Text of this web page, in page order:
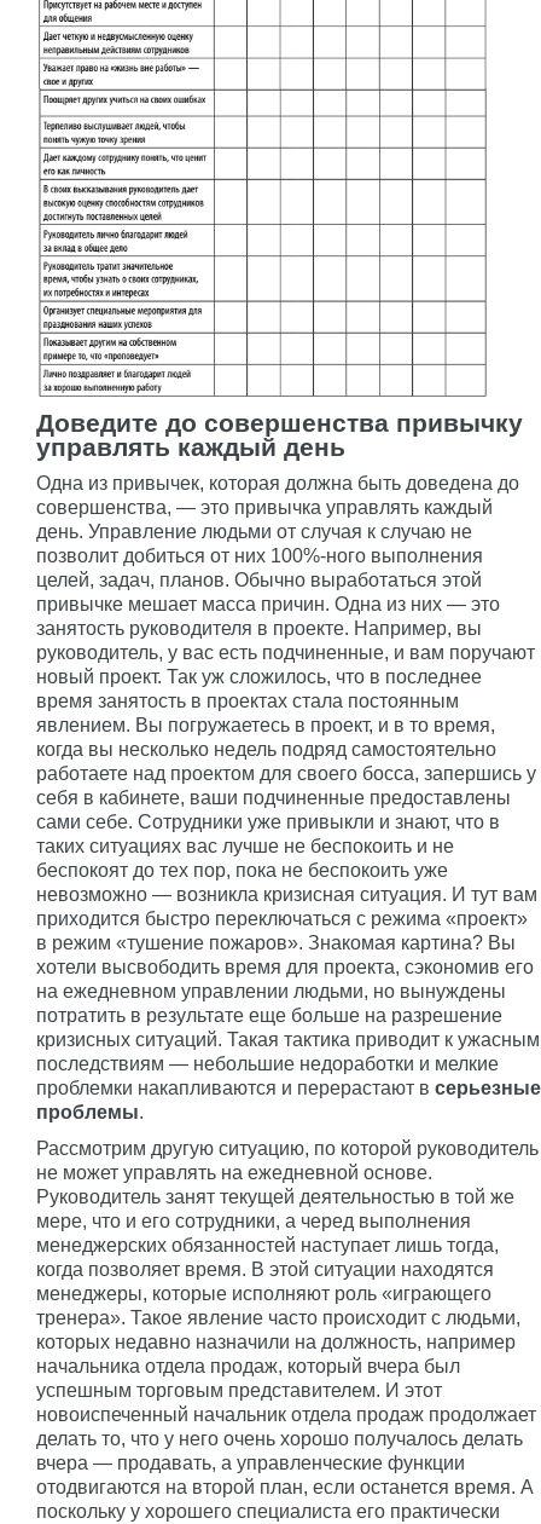
Доведите до совершенства привычку
управлять каждый день
Одна из привычек, которая должна быть доведена до
совершенства, — это привычка управлять каждый
день. Управление людьми от случая к случаю не
позволит добиться от них 100%-ного выполнения
целей, задач, планов. Обычно выработаться этой
привычке мешает масса причин. Одна из них — это
занятость руководителя в проекте. Например, вы
руководитель, у вас есть подчиненные, и вам поручают
новый проект. Так уж сложилось, что в последнее
время занятость в проектах стала постоянным
явлением. Вы погружаетесь в проект, и в то время,
когда вы несколько недель подряд самостоятельно
работаете над проектом для своего босса, запершись у
себя в кабинете, ваши подчиненные предоставлены
сами себе. Сотрудники уже привыкли и знают, что в
таких ситуациях вас лучше не беспокоить и не
беспокоят до тех пор, пока не беспокоить уже
невозможно — возникла кризисная ситуация. И тут вам
приходится быстро переключаться с режима «проект»
в режим «тушение пожаров». Знакомая картина? Вы
хотели высвободить время для проекта, сэкономив его
на ежедневном управлении людьми, но вынуждены
потратить в результате еще больше на разрешение
кризисных ситуаций. Такая тактика приводит к ужасным
последствиям — небольшие недоработки и мелкие
проблемки накапливаются и перерастают в серьезные
проблемы.
Рассмотрим другую ситуацию, по которой руководитель
не может управлять на ежедневной основе.
Руководитель занят текущей деятельностью в той же
мере, что и его сотрудники, а черед выполнения
менеджерских обязанностей наступает лишь тогда,
когда позволяет время. В этой ситуации находятся
менеджеры, которые исполняют роль «играющего
тренера». Такое явление часто происходит с людьми,
которых недавно назначили на должность, например
начальника отдела продаж, который вчера был
успешным торговым представителем. И этот
новоиспеченный начальник отдела продаж продолжает
делать то, что у него очень хорошо получалось делать
вчера — продавать, а управленческие функции
отодвигаются на второй план, если останется время. А
поскольку у хорошего специалиста его практически